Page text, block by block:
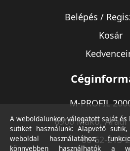
Belépés /
Kosár
M-PROFIL
6900 Makó, Aradi
06-62-213-
A weboldalunkon válogatott saját
sütiket használunk: Alapvető
weboldal használatához;
könnyebben használhatók a